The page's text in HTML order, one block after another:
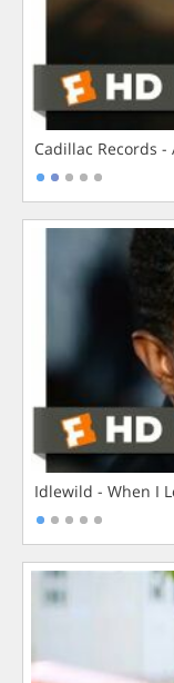
Cadillac Records -
Idlewild - When I